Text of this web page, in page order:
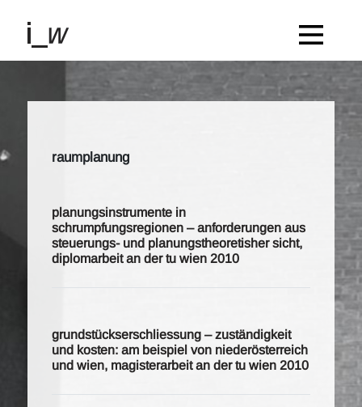
raumplanung
planungsinstrumente in
schrumpfungsregionen – anforderungen aus
steuerungs- und planungstheoretisher sicht,
diplomarbeit an der tu wien 2010
grundstückserschliessung – zuständigkeit
und kosten: am beispiel von niederösterreich
und wien, magisterarbeit an der tu wien 2010